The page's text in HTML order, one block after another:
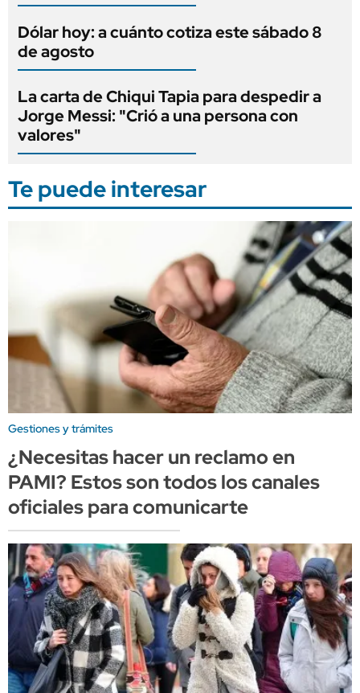
Dólar hoy: a cuánto cotiza este sábado 8
de agosto
La carta de Chiqui Tapia para despedir a
Jorge Messi: "Crió a una persona con
valores"
Te puede interesar
Gestiones y trámites
¿Necesitas hacer un reclamo en
PAMI? Estos son todos los canales
oficiales para comunicarte